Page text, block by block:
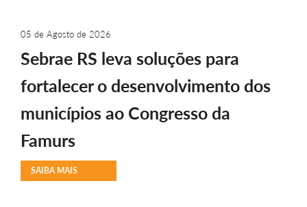
05 de Agosto de 2026
Sebrae RS leva soluções para
fortalecer o desenvolvimento dos
municípios ao Congresso da
Famurs
SAIBA MAIS